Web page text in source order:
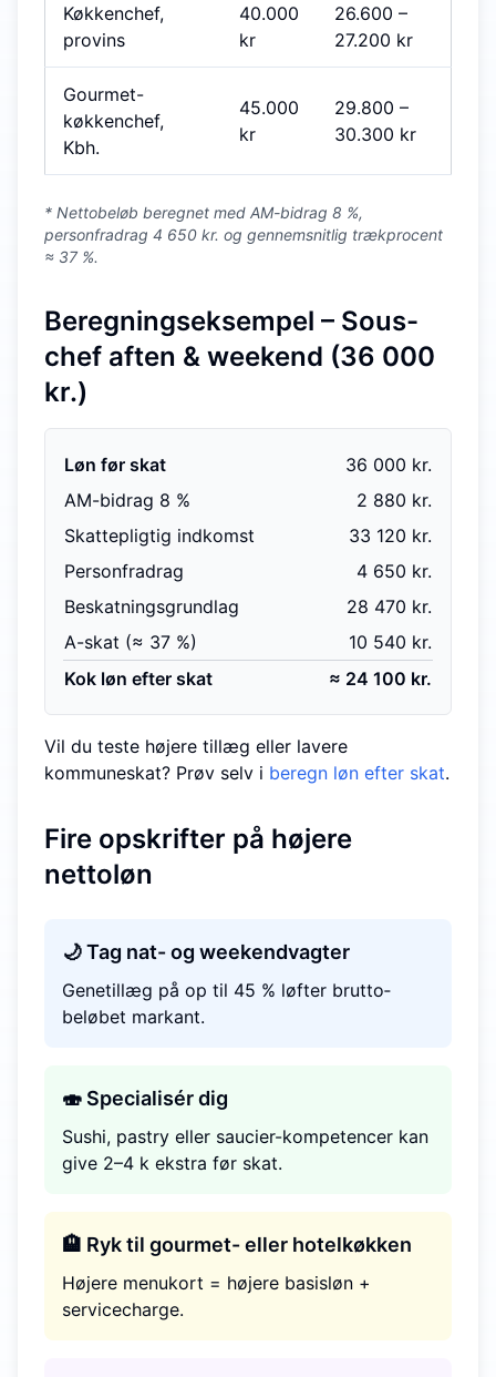
Køkkenchef,
provins
40.000
kr
26.600 –
27.200 kr
Gourmet-
køkkenchef,
Kbh.
45.000
kr
29.800 –
30.300 kr
* Nettobeløb beregnet med AM-bidrag 8 %,
personfradrag 4 650 kr. og gennemsnitlig trækprocent
≈ 37 %.
Beregningseksempel – Sous-
chef aften & weekend (36 000
kr.)
Løn før skat
36 000 kr.
AM-bidrag 8 %
2 880 kr.
Skattepligtig indkomst
33 120 kr.
Personfradrag
4 650 kr.
Beskatningsgrundlag
28 470 kr.
A-skat (≈ 37 %)
10 540 kr.
Kok løn efter skat
≈ 24 100 kr.
Vil du teste højere tillæg eller lavere
kommuneskat? Prøv selv i beregn løn efter skat.
Fire opskrifter på højere
nettoløn
🌙 Tag nat- og weekend­vagter
Genetillæg på op til 45 % løfter brutto­
beløbet markant.
🍣 Specialisér dig
Sushi, pastry eller saucier-kompetencer kan
give 2–4 k ekstra før skat.
🏨 Ryk til gourmet- eller hotelkøkken
Højere menukort = højere basisløn +
service­charge.